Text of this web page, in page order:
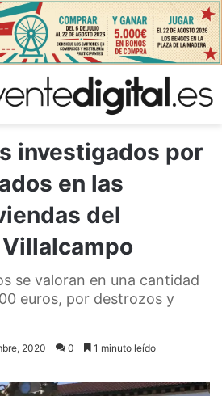
investigados por
en las
del
se valoran en una cantidad
euros, por destrozos y
2020 0 1 minuto leído